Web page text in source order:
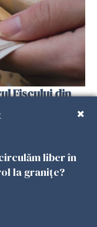
Fiscului din
liber în
la granițe?